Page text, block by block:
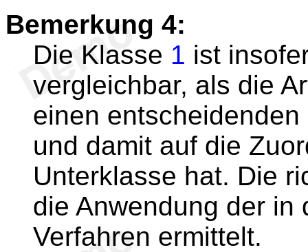
Bemerkung 4:
Die Klasse 1 ist
vergleichbar, als die
einen
und damit auf die
Unterklasse hat. Die
die Anwendung der in
Verfahren ermittelt.